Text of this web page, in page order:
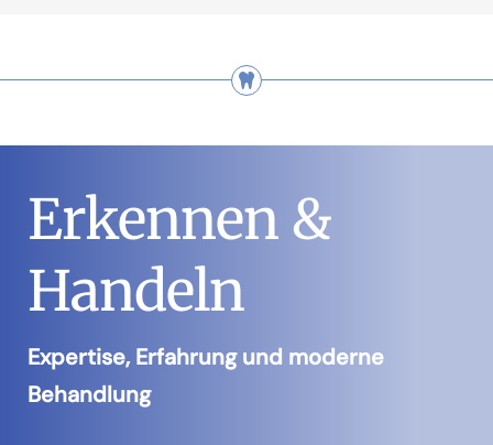
Erkennen &
Handeln
Expertise, Erfahrung und moderne
Behandlung